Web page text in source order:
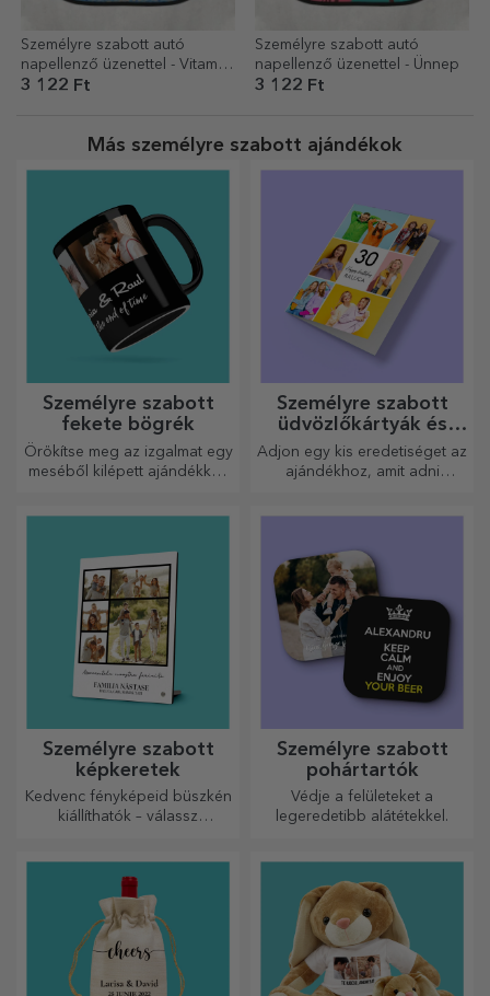
Személyre szabott autó
napellenző üzenettel - Vitamin
Sea
3 122 Ft
Személyre szabott autó
napellenző üzenettel - Ünnep
3 122 Ft
Más személyre szabott ajándékok
Személyre szabott
fekete bögrék
Örökítse meg az izgalmat egy
meséből kilépett ajándékkal!
megkapja őket ajándékba.
Személyre szabott
üdvözlőkártyák és
képeslapok
Adjon egy kis eredetiséget az
ajándékhoz, amit adni
üdvözlőkártyával.
Személyre szabott
képkeretek
Kedvenc fényképeid büszkén
kiállíthatók – válassz
Személyre szabott
pohártartók
Védje a felületeket a
legeredetibb alátétekkel.